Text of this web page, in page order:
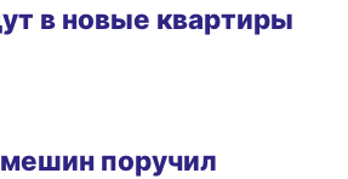
в новые квартиры
поручил